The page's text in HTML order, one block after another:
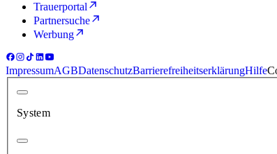
Trauerportal
Partnersuche
Werbung
ImpressumAGBDatenschutzBarrierefreiheitserklärungHilfe
System